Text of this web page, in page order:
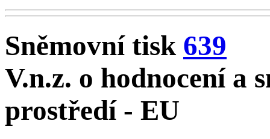
Sněmovní tisk 639
V.n.z. o hodnocení a
prostředí - EU